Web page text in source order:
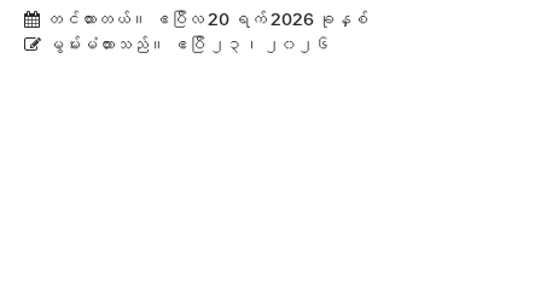
တင်ထားတယ်။
ဧပြီလ 20 ရက် 2026 ခုနှစ်
မွမ်းမံထားသည်။
ဧပြီ ၂၃၊ ၂၀၂၆